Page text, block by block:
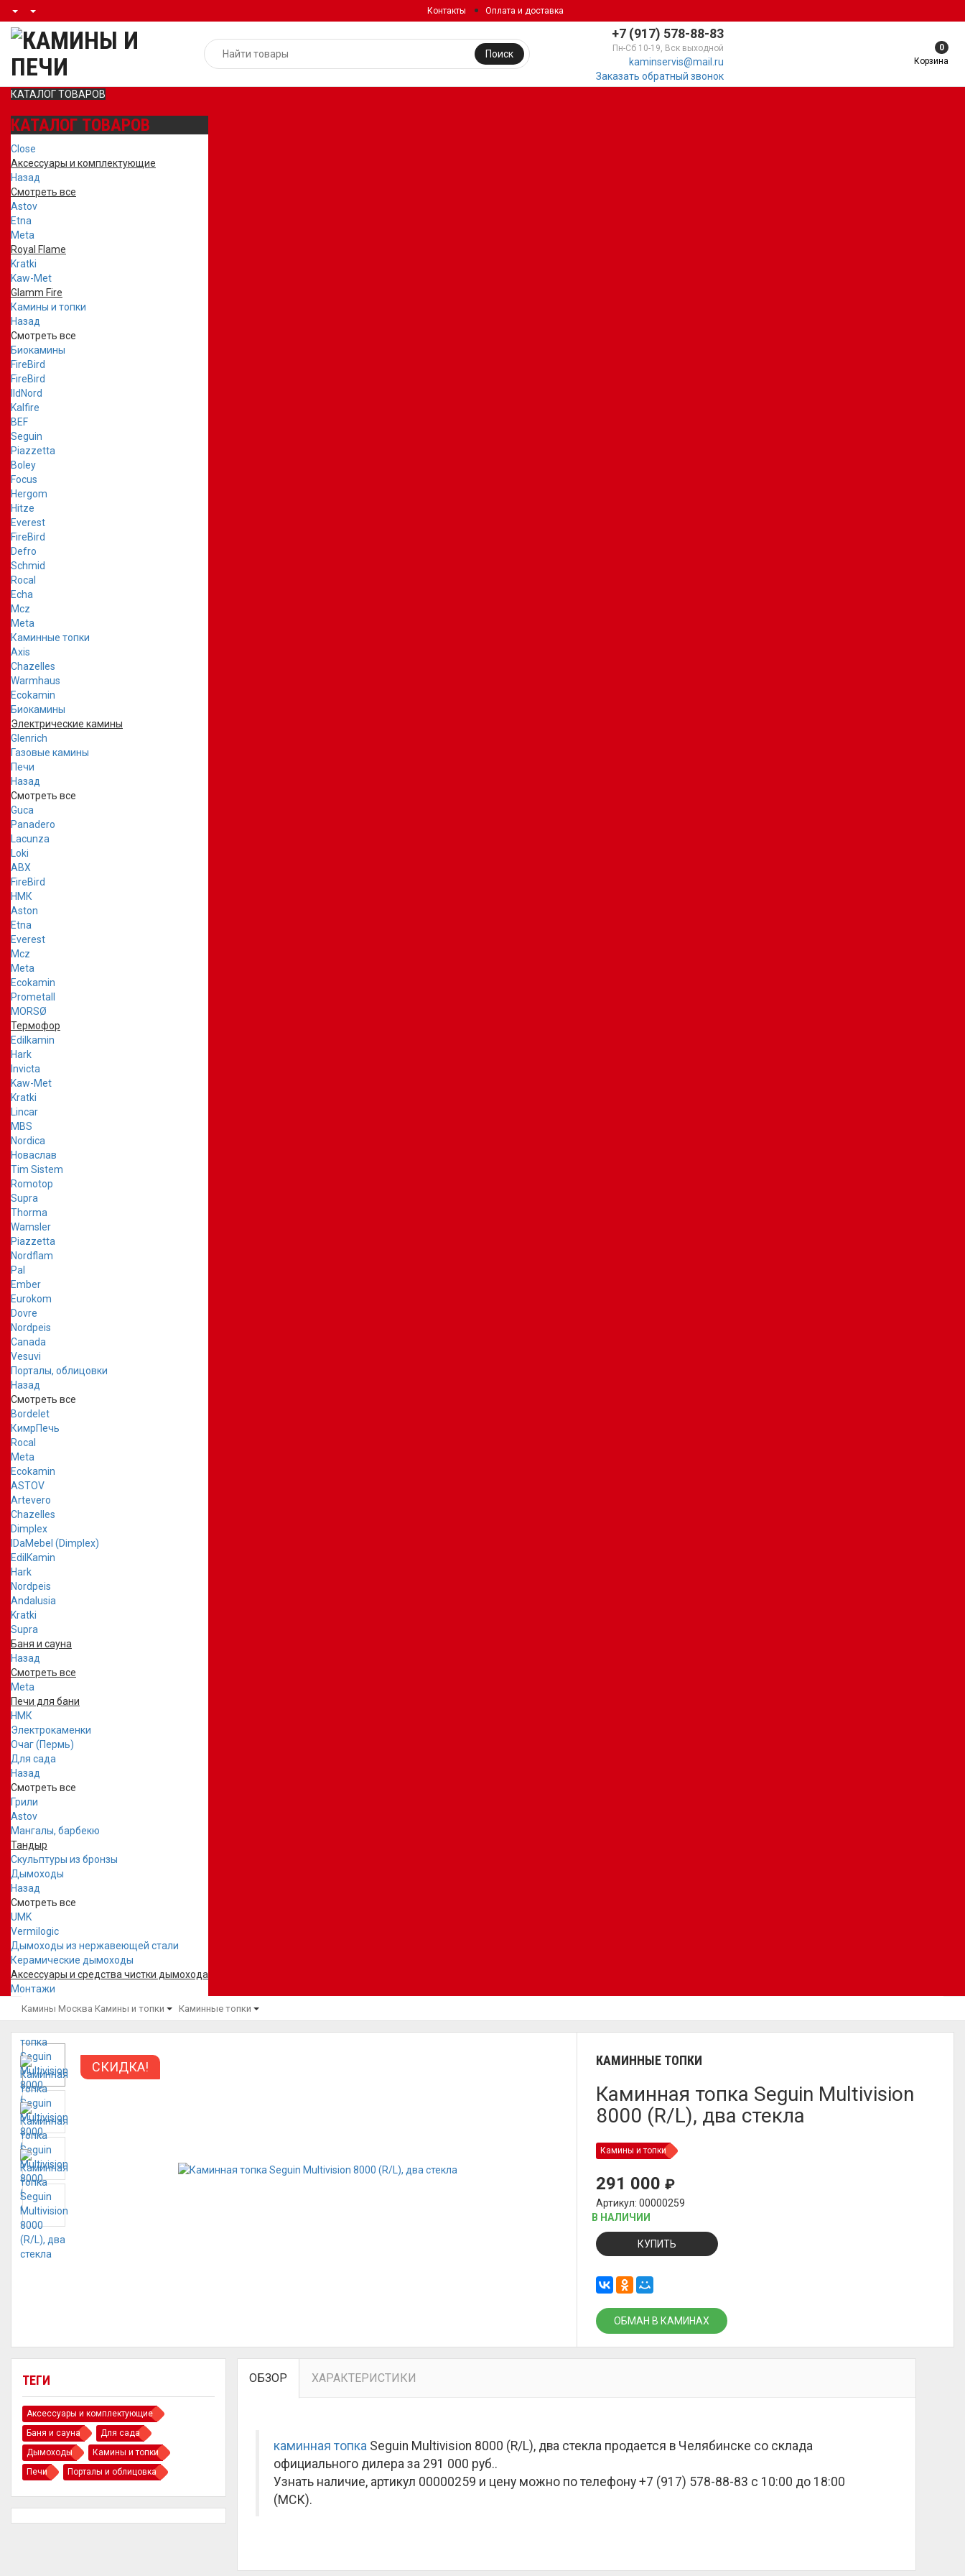
Контакты Оплата и доставка
+7 (917) 578-88-83
Пн-Сб 10-19, Вск выходной
kaminservis@mail.ru
Заказать обратный звонок
Поиск
0
Корзина
КАТАЛОГ ТОВАРОВ
КАТАЛОГ ТОВАРОВ
Close
Аксессуары и комплектующие
Назад
Смотреть все
Astov
Etna
Meta
Royal Flame
Kratki
Kaw-Met
Glamm Fire
Камины и топки
Назад
Смотреть все
Биокамины
FireBird
FireBird
IldNord
Kalfire
BEF
Seguin
Piazzetta
Boley
Focus
Hergom
Hitze
Everest
FireBird
Defro
Schmid
Rocal
Echa
Mcz
Meta
Каминные топки
Axis
Chazelles
Warmhaus
Ecokamin
Биокамины
Электрические камины
Glenrich
Газовые камины
Печи
Назад
Смотреть все
Guca
Panadero
Lacunza
Loki
ABX
FireBird
НМК
Aston
Etna
Everest
Mcz
Meta
Ecokamin
Prometall
MORSØ
Термофор
Edilkamin
Hark
Invicta
Kaw-Met
Kratki
Lincar
MBS
Nordica
Новаслав
Tim Sistem
Romotop
Supra
Thorma
Wamsler
Piazzetta
Nordflam
Pal
Ember
Eurokom
Dovre
Nordpeis
Canada
Vesuvi
Порталы, облицовки
Назад
Смотреть все
Bordelet
КимрПечь
Rocal
Meta
Ecokamin
ASTOV
Artevero
Chazelles
Dimplex
IDaMebel (Dimplex)
EdilKamin
Hark
Nordpeis
Andalusia
Kratki
Supra
Баня и сауна
Назад
Смотреть все
Meta
Печи для бани
НМК
Электрокаменки
Очаг (Пермь)
Для сада
Назад
Смотреть все
Грили
Astov
Мангалы, барбекю
Тандыр
Скульптуры из бронзы
Дымоходы
Назад
Смотреть все
UMK
Vermilogic
Дымоходы из нержавеющей стали
Керамические дымоходы
Аксессуары и средства чистки дымохода
Монтажи
Камины Москва Камины и топки Каминные топки
СКИДКА! КАМИННЫЕ ТОПКИ
Каминная топка Seguin Multivision
8000 (R/L), два стекла
Камины и топки
291 000₽
Артикул: 00000259
В НАЛИЧИИ
КУПИТЬ
ОБМАН В КАМИНАХ
ТЕГИ
Аксессуары и комплектующие
Баня и сауна
Для сада
Дымоходы
Камины и топки
Печи
Порталы и облицовка
ОБЗОР ХАРАКТЕРИСТИКИ
каминная топка Seguin Multivision 8000 (R/L), два стекла продается в Челябинске со склада
официального дилера за 291 000 руб..
Узнать наличие, артикул 00000259 и цену можно по телефону +7 (917) 578-88-83 с 10:00 до 18:00
(МСК).